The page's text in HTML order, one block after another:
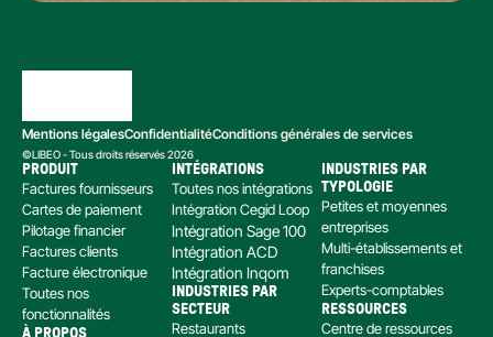
Mentions légalesConfidentialitéConditions générales de services
©LIBEO - Tous droits réservés 2026
PRODUIT
Factures fournisseurs
Cartes de paiement
Pilotage financier
Factures clients
Facture électronique
Toutes nos
fonctionnalités
INTÉGRATIONS
Toutes nos intégrations
Intégration Cegid Loop
Intégration Sage 100
Intégration ACD
Intégration Inqom
INDUSTRIES PAR
SECTEUR
Restaurants
INDUSTRIES PAR
TYPOLOGIE
Petites et moyennes
entreprises
Multi-établissements et
franchises
Experts-comptables
RESSOURCES
Centre de ressources